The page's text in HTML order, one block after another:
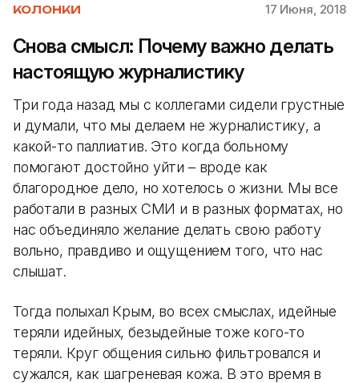
КОЛОНКИ 17 Июня, 2018
Снова смысл: Почему важно делать
настоящую журналистику
Три года назад мы с коллегами сидели грустные
и думали, что мы делаем не журналистику, а
какой-то паллиатив. Это когда больному
помогают достойно уйти – вроде как
благородное дело, но хотелось о жизни. Мы все
работали в разных СМИ и в разных форматах, но
нас объединяло желание делать свою работу
вольно, правдиво и ощущением того, что нас
слышат.
Тогда полыхал Крым, во всех смыслах, идейные
теряли идейных, безыдейные тоже кого-то
теряли. Круг общения сильно фильтровался и
сужался, как шагреневая кожа. В это время в